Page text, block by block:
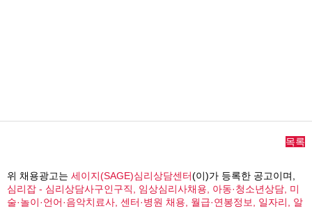
목록
위 채용광고는 세이지(SAGE)심리상담센터(이)가 등록한 공고이며,
심리잡 - 심리상담사구인구직, 임상심리사채용, 아동·청소년상담, 미
술·놀이·언어·음악치료사, 센터·병원 채용, 월급·연봉정보, 일자리, 알